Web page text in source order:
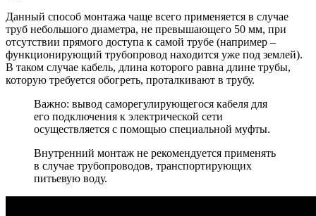
Данный способ монтажа чаще всего применяется в случае
труб небольшого диаметра, не превышающего 50 мм, при
отсутствии прямого доступа к самой трубе (например –
функционирующий трубопровод находится уже под землей).
В таком случае кабель, длина которого равна длине трубы,
которую требуется обогреть, проталкивают в трубу.
Важно: вывод саморегулирующегося кабеля для
его подключения к электрической сети
осуществляется с помощью специальной муфты.
Внутренний монтаж не рекомендуется применять
в случае трубопроводов, транспортирующих
питьевую воду.